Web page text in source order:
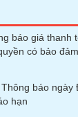
báo giá thanh
có bảo
báo ngày
hạn